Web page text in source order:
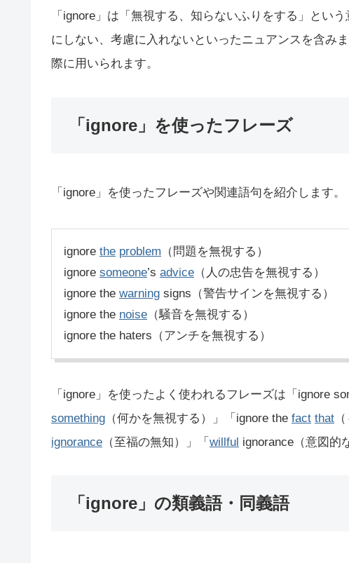
「ignore」は「無視する、知らないふりをする」とい
にしない、考慮に入れないといったニュアンスを含み
際に用いられます。
「ignore」を使ったフレーズ
「ignore」を使ったフレーズや関連語句を紹介します。
ignore the problem （問題を無視する）
ignore someone’s advice （人の忠告を無視する）
ignore the warning signs（警告サインを無視する）
ignore the noise （騒音を無視する）
ignore the haters（アンチを無視する）
「ignore」を使ったよく使われるフレーズは「ignore
something （何かを無視する）」「ignore the fact that
ignorance （至福の無知）」「 willful ignorance（意図的
「ignore」の類義語・同義語